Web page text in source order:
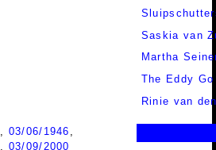
Saskia van
Martha
The Eddy
Rinie van
03/06/1946
03/09/2000